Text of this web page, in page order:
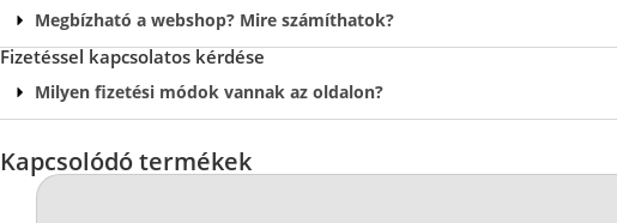
Megbízható a webshop? Mire számíthatok?
Fizetéssel kapcsolatos kérdése
Milyen fizetési módok vannak az oldalon?
Kapcsolódó termékek